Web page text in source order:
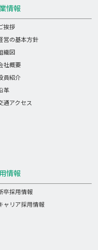
情報
卒採用情報
ャリア採用情報
情報
挨拶
営の基本方針
織図
社概要
員紹介
革
通アクセス